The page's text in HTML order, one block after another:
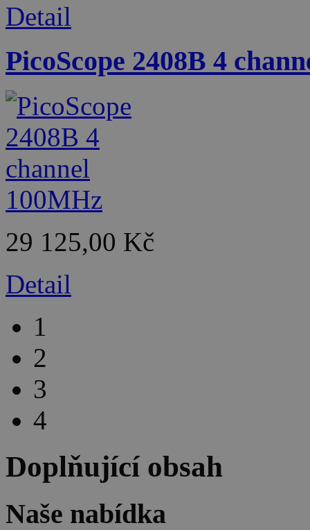
Detail
PicoScope 2408B 4
29 125,00 Kč
Detail
1
2
3
4
Doplňující obsah
Naše nabídka